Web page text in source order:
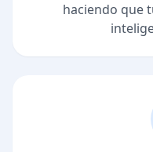
haciendo que